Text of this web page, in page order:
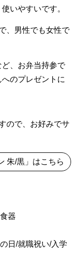
いやすいです。
、男性でも女性で
、お弁当持参で
のプレゼントに
ので、お好みでサ
朱/黒」はこちら
器
日/就職祝い/入学